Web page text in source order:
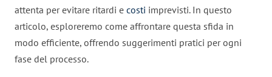
attenta per evitare ritardi e costi imprevisti. In questo
articolo, esploreremo come affrontare questa sfida in
modo efficiente, offrendo suggerimenti pratici per ogni
fase del processo.